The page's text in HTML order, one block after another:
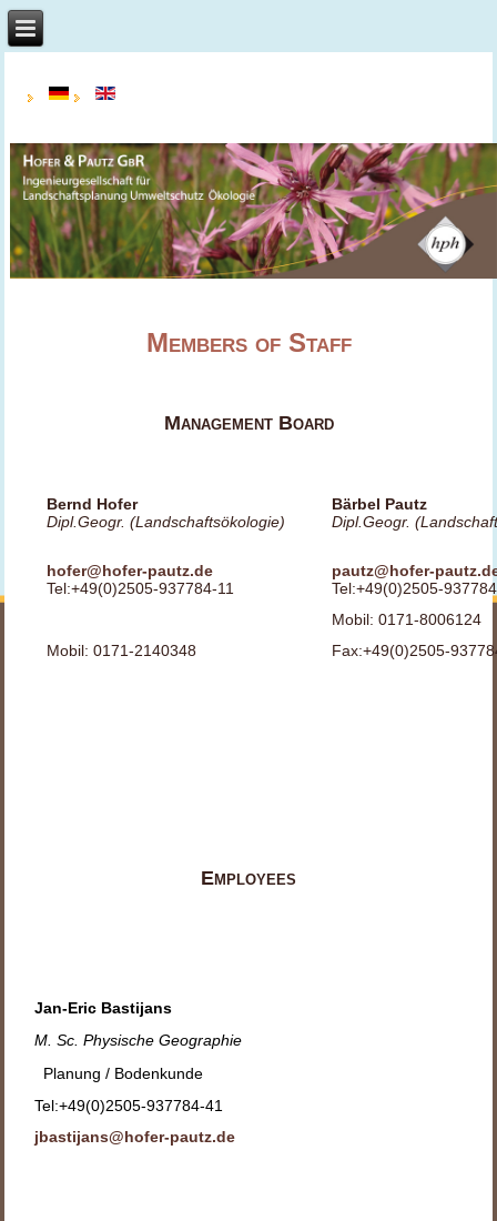
Members of Staff
Management Board
Bernd Hofer
Dipl.Geogr. (Landschaftsökologie)
hofer@hofer-pautz.de
Tel:+49(0)2505-937784-11
Mobil: 0171-2140348
Bärbel Pautz
Dipl.Geogr.
pautz@hofer-
Tel:+49(0)2505-
Mobil: 0171-8006124
Fax:+49(0)2505-
Employees
Jan-Eric Bastijans
M. Sc. Physische Geographie
Planung / Bodenkunde
Tel:+49(0)2505-937784-41
jbastijans@hofer-pautz.de